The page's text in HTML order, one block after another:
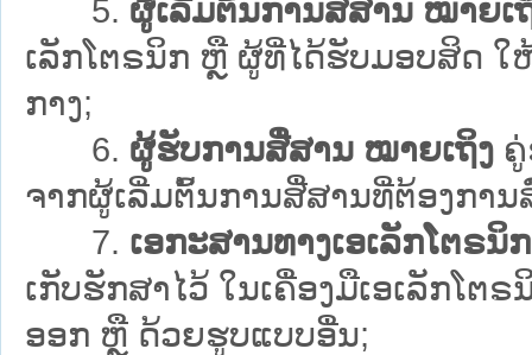
5. ຜູ້ເລີ່ມຕົ້ນການສື່ສານ ໝາຍເ
ເລັກໂຕຣນິກ ຫຼື ຜູ້ທ່ີໄດ້ຮັບມອບສິດ ໃ
ກາງ;
6. ຜູ້ຮັບການສື່ສານ ໝາຍເຖິງ
ຈາກຜູ້ເລີ່ມຕົ້ນການສື່ສານທີ່ຕ້ອງການ
7. ເອກະສານທາງເອເລັກໂຕຣ
ເກັບຮັກສາໄວ້ ໃນເຄື່ອງມືເອເລັກໂ
ອອກ ຫຼື ດ້ວຍຮູບແບບອື່ນ;